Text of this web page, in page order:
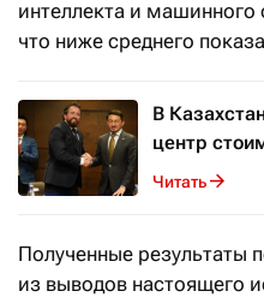
интеллекта и машинного
что ниже среднего
В
центр
Читать
Полученные результаты
из выводов настоящего